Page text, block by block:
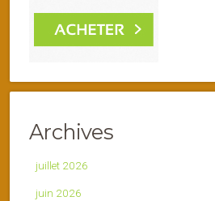
Archives
juillet 2026
juin 2026